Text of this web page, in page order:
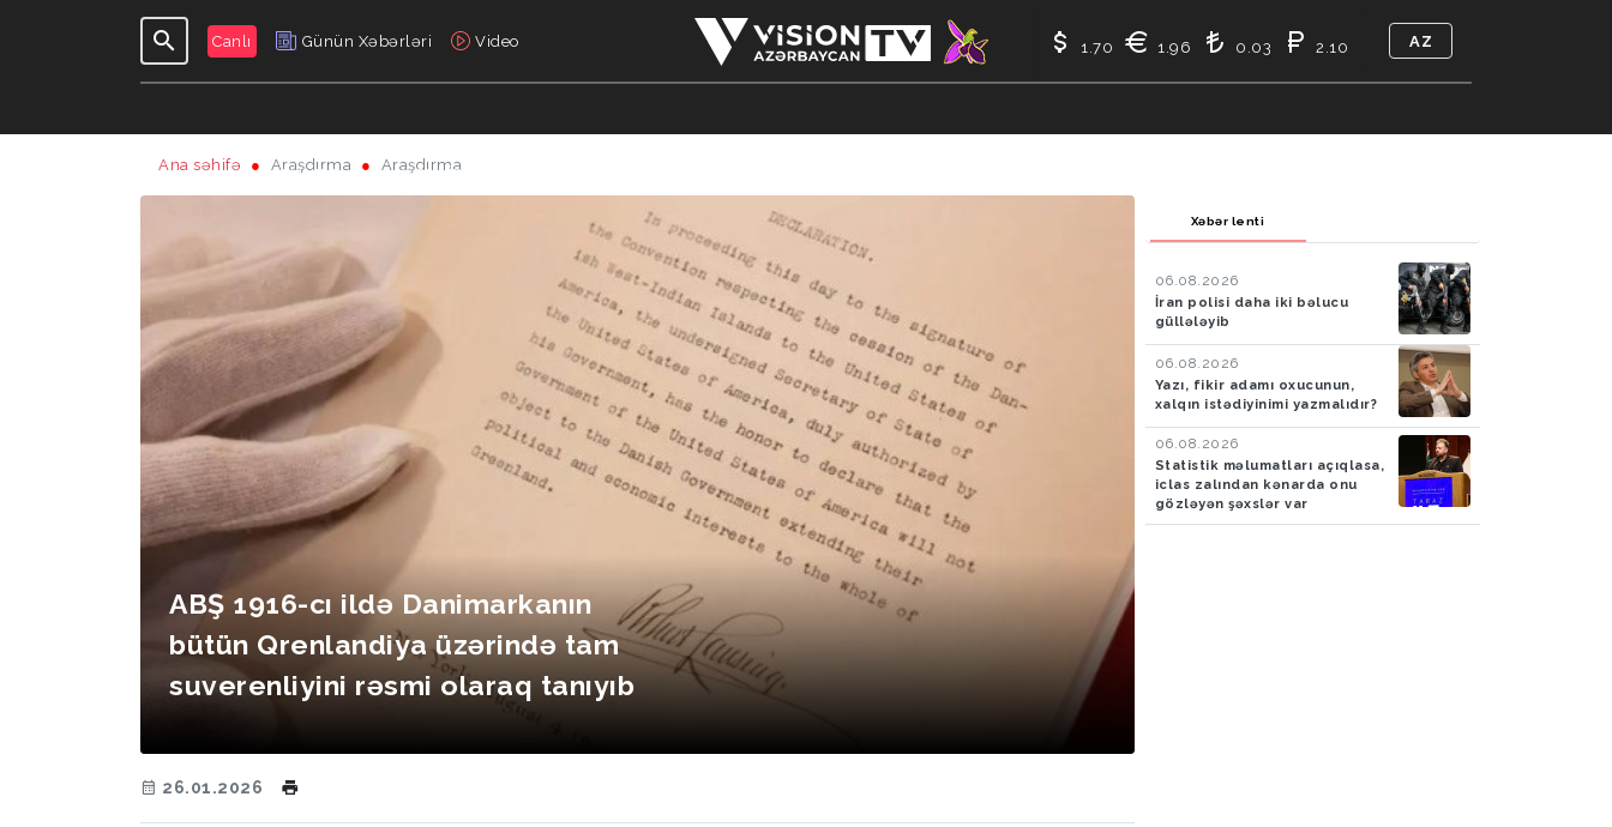
Canlı Günün Xəbərləri Video
GÜNDƏLIK VERILIŞLƏR
1.70 1.96 0.03 2.10 AZ
Ana səhifə Araşdırma Araşdırma
ABŞ 1916-cı ildə Danimarkanın
bütün Qrenlandiya üzərində tam
suverenliyini rəsmi olaraq tanıyıb
26.01.2026
Xəbər lenti
06.08.2026
İran polisi daha iki bəlucu
güllələyib
06.08.2026
Yazı, fikir adamı oxucunun,
xalqın istədiyinimi yazmalıdır?
06.08.2026
Statistik məlumatları açıqlasa,
iclas zalından kənarda onu
gözləyən şəxslər var